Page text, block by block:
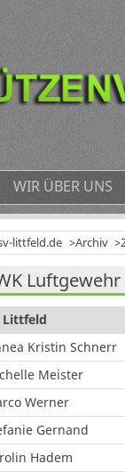
WIR ÜBER UNS
littfeld.de Archiv
Littfeld
Kristin Schnerr
Meister
Werner
Gernand
Hadem